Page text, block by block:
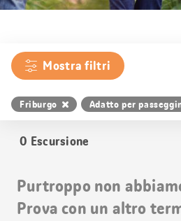
Mostra filtri
Friburgo Adatto per
0 Escursione
Purtroppo non
Prova con un altro